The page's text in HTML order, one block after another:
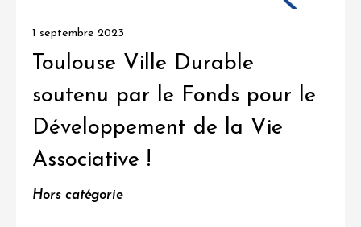
1 septembre 2023
Toulouse Ville Durable
soutenu par le Fonds pour le
Développement de la Vie
Associative !
Hors catégorie